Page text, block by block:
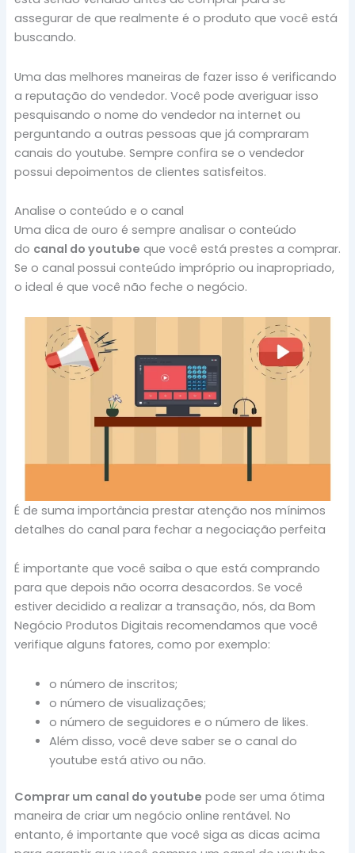
assegurar de que realmente é o produto que você está
buscando.
Uma das melhores maneiras de fazer isso é verificando
a reputação do vendedor. Você pode averiguar isso
pesquisando o nome do vendedor na internet ou
perguntando a outras pessoas que já compraram
canais do youtube. Sempre confira se o vendedor
possui depoimentos de clientes satisfeitos.
Analise o conteúdo e o canal
Uma dica de ouro é sempre analisar o conteúdo
do canal do youtube que você está prestes a comprar.
Se o canal possui conteúdo impróprio ou inapropriado,
o ideal é que você não feche o negócio.
É de suma importância prestar atenção nos mínimos
detalhes do canal para fechar a negociação perfeita
É importante que você saiba o que está comprando
para que depois não ocorra desacordos. Se você
estiver decidido a realizar a transação, nós, da Bom
Negócio Produtos Digitais recomendamos que você
verifique alguns fatores, como por exemplo:
o número de inscritos;
o número de visualizações;
o número de seguidores e o número de likes.
Além disso, você deve saber se o canal do
youtube está ativo ou não.
Comprar um canal do youtube pode ser uma ótima
maneira de criar um negócio online rentável. No
entanto, é importante que você siga as dicas acima